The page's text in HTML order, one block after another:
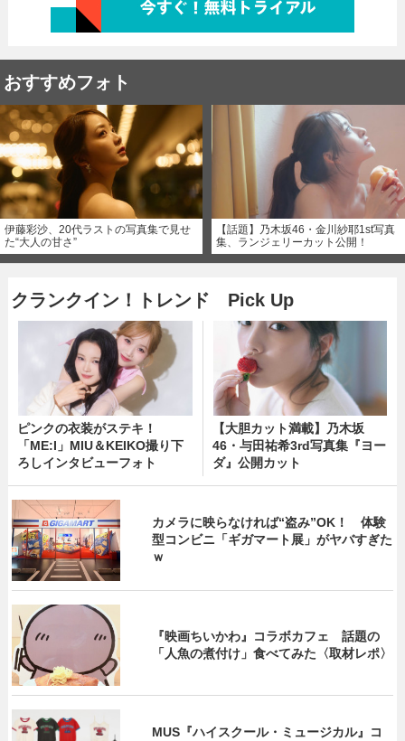
おすすめフォト
伊藤彩沙、20代ラストの写真集で見せ
た“大人の甘さ”
【話題】乃木坂46・金川紗耶1st写真
集、ランジェリーカット公開！
クランクイン！トレンド Pick Up
ピンクの衣装がステキ！
「ME:I」MIU＆KEIKO撮り下
ろしインタビューフォト
【大胆カット満載】乃木坂
46・与田祐希3rd写真集『ヨー
ダ』公開カット
カメラに映らなければ“盗み”OK！ 体験
型コンビニ「ギガマート展」がヤバすぎた
ｗ
『映画ちいかわ』コラボカフェ 話題の
「人魚の煮付け」食べてみた〈取材レポ〉
MUS『ハイスクール・ミュージカル』コ